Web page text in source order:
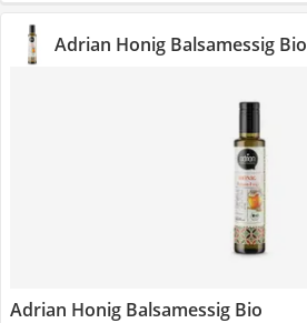
Adrian Honig Balsamessig Bio
Adrian Honig Balsamessig Bio